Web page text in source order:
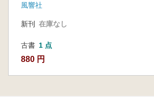
風響社
新刊 在庫なし
古書 1 点
880 円